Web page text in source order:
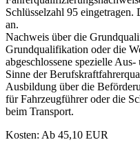
Schlüsselzahl 95
an.
Nachweis über die
Grundqualifikation oder die
abgeschlossene spezielle
Sinne der
Ausbildung über die
für Fahrzeugführer oder die
beim Transport.
Kosten: Ab 45,10 EUR